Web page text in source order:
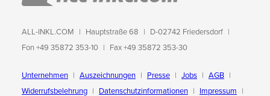
ALL-INKL.COM Hauptstraße 68
D-02742 Friedersdorf
Fon +49 35872 353-10
Fax +49 35872 353-30
Unternehmen Auszeichnungen Presse Jobs
AGB
Widerrufsbelehrung
Datenschutzinformationen Impressum